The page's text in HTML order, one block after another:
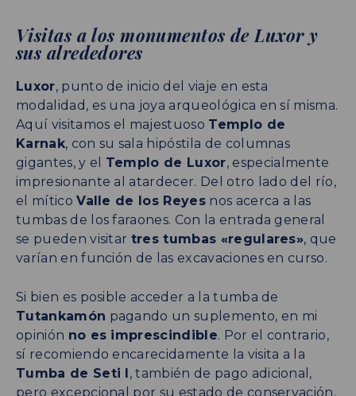
Visitas a los monumentos de Luxor y
sus alrededores
Luxor, punto de inicio del viaje en esta
modalidad, es una joya arqueológica en sí misma.
Aquí visitamos el majestuoso Templo de
Karnak, con su sala hipóstila de columnas
gigantes, y el Templo de Luxor, especialmente
impresionante al atardecer. Del otro lado del río,
el míticoValle de los Reyesnos acerca a las
tumbas de los faraones. Con la entrada general
se pueden visitar tres tumbas «regulares», que
varían en función de las excavaciones en curso.
Si bien es posible acceder a la tumba de
Tutankamón pagando un suplemento, en mi
opinión no es imprescindible. Por el contrario,
sí recomiendo encarecidamente la visita a la
Tumba de Seti I , también de pago adicional,
pero excepcional por su estado de conservación,